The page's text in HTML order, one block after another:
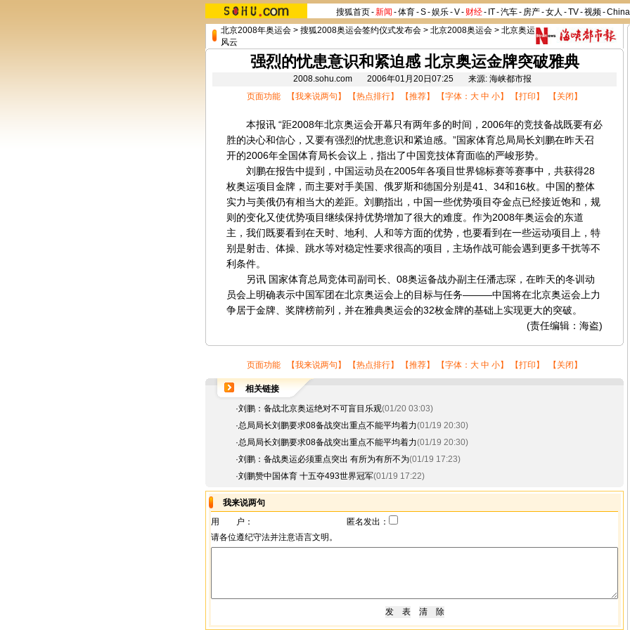
搜狐首页-新闻 -体育-S-娱乐-V- 财经- IT-汽车- 房产-女人 -TV-视频-
北京2008年奥运会 > 搜狐2008奥运会签约仪式发布会 > 北京2008奥运会 > 北京奥运
风云
强烈的忧患意识和紧迫感 北京奥运金牌突破雅典
2008.sohu.com 2006年01月20日07:25 来源: 海峡都市报
页面功能 【我来说两句 】 【热点排行】 【推荐】 【字体： 大 中 小】 【打印 】 【 关闭 】
本报讯 “距2008年北京奥运会开幕只有两年多的时间，2006年的竞技备战既要有必
胜的决心和信心，又要有强烈的忧患意识和紧迫感。”国家体育总局局长刘鹏在昨天召
开的2006年全国体育局长会议上，指出了中国竞技体育面临的严峻形势。
刘鹏在报告中提到，中国运动员在2005年各项目世界锦标赛等赛事中，共获得28
枚奥运项目金牌，而主要对手美国、俄罗斯和德国分别是41、34和16枚。中国的整体
实力与美俄仍有相当大的差距。刘鹏指出，中国一些优势项目夺金点已经接近饱和，规
则的变化又使优势项目继续保持优势增加了很大的难度。作为2008年奥运会的东道
主，我们既要看到在天时、地利、人和等方面的优势，也要看到在一些运动项目上，特
别是射击、体操、跳水等对稳定性要求很高的项目，主场作战可能会遇到更多干扰等不
利条件。
另讯 国家体育总局竞体司副司长、08奥运备战办副主任潘志琛，在昨天的冬训动
员会上明确表示中国军团在北京奥运会上的目标与任务———中国将在北京奥运会上力
争居于金牌、奖牌榜前列，并在雅典奥运会的32枚金牌的基础上实现更大的突破。
(责任编辑：海盗)
页面功能 【我来说两句 】 【热点排行】 【推荐】 【字体： 大 中 小】 【打印 】 【 关闭 】
相关链接
·刘鹏：备战北京奥运绝对不可盲目乐观(01/20 03:03)
·总局局长刘鹏要求08备战突出重点不能平均着力(01/19 20:30)
·总局局长刘鹏要求08备战突出重点不能平均着力(01/19 20:30)
·刘鹏：备战奥运必须重点突出 有所为有所不为(01/19 17:23)
·刘鹏赞中国体育 十五夺493世界冠军(01/19 17:22)
我来说两句
用 户：
匿名发出：
请各位遵纪守法并注意语言文明。